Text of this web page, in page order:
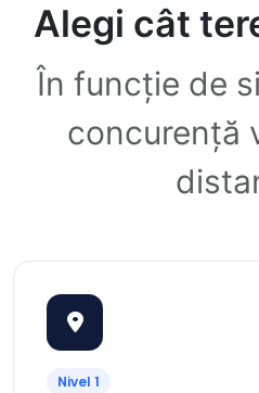
Alegi cât
În funcție de
concurență
Nivel 1